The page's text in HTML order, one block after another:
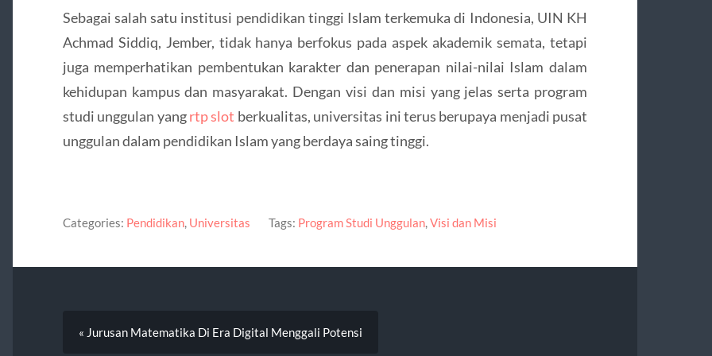
Sebagai salah satu institusi pendidikan tinggi Islam terkemuka di Indonesia, UIN KH
Achmad Siddiq, Jember, tidak hanya berfokus pada aspek akademik semata, tetapi
juga memperhatikan pembentukan karakter dan penerapan nilai-nilai Islam dalam
kehidupan kampus dan masyarakat. Dengan visi dan misi yang jelas serta program
studi unggulan yangrtp slot berkualitas, universitas ini terus berupaya menjadi pusat
unggulan dalam pendidikan Islam yang berdaya saing tinggi.
Categories: Pendidikan, Universitas Tags: Program Studi Unggulan,Visi dan Misi
« Jurusan Matematika Di Era Digital Menggali Potensi